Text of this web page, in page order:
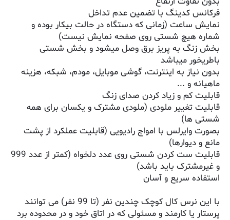
فرکانس کدینگ با تضمین عدم تداخل
نمایش ساعت (زمانی که دستگاه در حالت بیکار بوده و
شماره هیچ شستی روی صفحه نمایش نیست)
بخش زنگ به پریز برق وصل میشود و بخش شستی
باطریخور میباشد
بدون نیاز به اینترنت، گوشی موبایل، مودم، شبکه، هزینه
ماهیانه و ...
قابلیت کم و زیاد کردن صدای زنگ
قابلیت تغییر ملودی (ملودی مشترک و یکسان برای همه
شستی ها)
بصورت وایرلس با امواج رادیویی (قابلیت عملکرد از پشت
مانع و دیوارها)
قابلیت ست کردن شستی روی عدد دلخواه (کمتر از عدد 999
و غیرمشترک باید باشد)
استفاده سریع و آسان
با این نرس کال کوچک چندین نفر (تا 99 نفر) می توانند
پرستار یا کارمند و مسئولی که در اتاق خود و در محدوده برد